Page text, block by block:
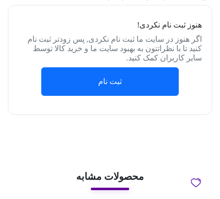
هنوز ثبت نام نکردی!
اگر هنوز در سایت ما ثبت نام نکردی, پس زودتر ثبت نام
کنید تا با نظراتتون به بهبود سایت ما و خرید کالا توسط
سایر کاربران کمک کنید.
ثبت نام
محصولات مشابه